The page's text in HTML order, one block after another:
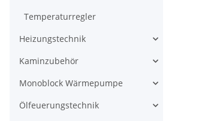
Temperaturregler
Heizungstechnik
Kaminzubehör
Monoblock Wärmepumpe
Ölfeuerungstechnik